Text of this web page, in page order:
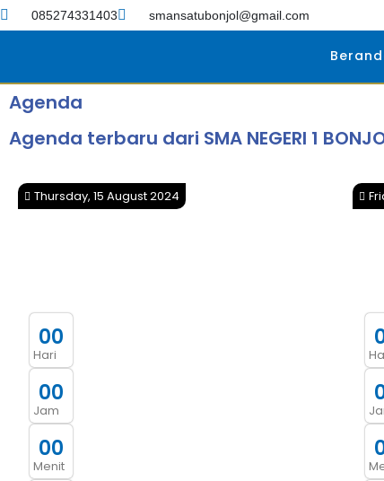
085274331403 smansatubonjol@gmail.com
Agenda
Agenda terbaru dari SMA NEGERI 1
Thursday, 15 August 2024
00
Hari
00
Jam
00
Menit